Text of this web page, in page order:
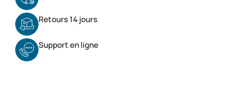
Retours 14 jours
Support en ligne